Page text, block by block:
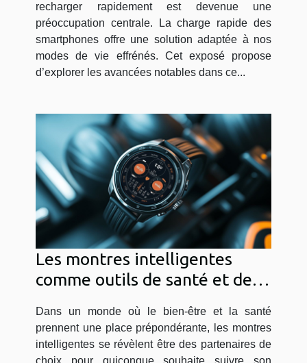
recharger rapidement est devenue une
préoccupation centrale. La charge rapide des
smartphones offre une solution adaptée à nos
modes de vie effrénés. Cet exposé propose
d’explorer les avancées notables dans ce...
Les montres intelligentes
comme outils de santé et de
Dans un monde où le bien-être et la santé
prennent une place prépondérante, les montres
intelligentes se révèlent être des partenaires de
choix pour quiconque souhaite suivre son